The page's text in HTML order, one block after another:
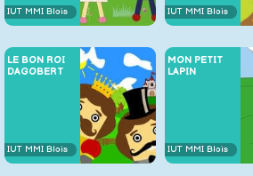
IUT MMI Blois IUT MMI Blois
LE BON ROI
DAGOBERT
IUT MMI Blois
MON PETIT
LAPIN
IUT MMI Blois